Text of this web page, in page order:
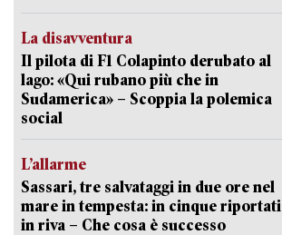
La disavventura
Il pilota di F1 Colapinto derubato al
lago: «Qui rubano più che in
Sudamerica» – Scoppia la polemica
social
L’allarme
Sassari, tre salvataggi in due ore nel
mare in tempesta: in cinque riportati
in riva – Che cosa è successo